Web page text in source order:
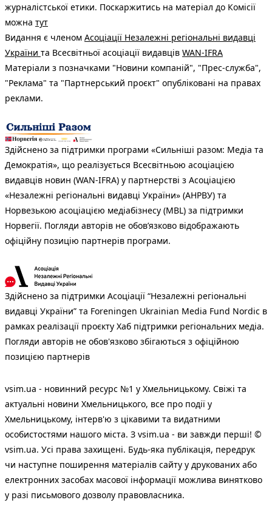
журналістської етики. Поскаржитись на матеріал до Комісії
можна тут
Видання є членом Асоціації Незалежні регіональні видавці
України та Всесвітньої асоціації видавців WAN-IFRA
Матеріали з позначками "Новини компаній", "Прес-служба",
"Реклама" та "Партнерський проєкт" опубліковані на правах
реклами.
Здійснено за підтримки програми «Сильніші разом: Медіа та
Демократія», що реалізується Всесвітньою асоціацією
видавців новин (WAN-IFRA) у партнерстві з Асоціацією
«Незалежні регіональні видавці України» (АНРВУ) та
Норвезькою асоціацією медіабізнесу (MBL) за підтримки
Норвегії. Погляди авторів не обов’язково відображають
офіційну позицію партнерів програми.
Здійснено за підтримки Асоціації “Незалежні регіональні
видавці України” та Foreningen Ukrainian Media Fund Nordic в
рамках реалізації проєкту Хаб підтримки регіональних медіа.
Погляди авторів не обов'язково збігаються з офіційною
позицією партнерів
vsim.ua - новинний ресурс №1 у Хмельницькому. Свіжі та
актуальні новини Хмельницького, все про події у
Хмельницькому, інтерв'ю з цікавими та видатними
особистостями нашого міста. З vsim.ua - ви завжди перші! ©
vsim.ua. Усі права захищені. Будь-яка публiкацiя, передрук
чи наступне поширення матеріалів сайту у друкованих або
електронних засобах масової інформації можлива винятково
у разі письмового дозволу правовласника.